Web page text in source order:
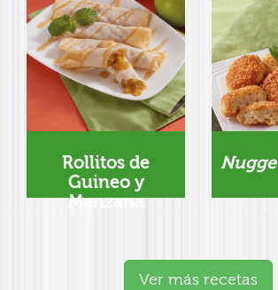
Rollitos de
Guineo y
Manzana
Ver más recetas